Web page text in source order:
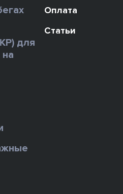
для
Оплата
Статьи